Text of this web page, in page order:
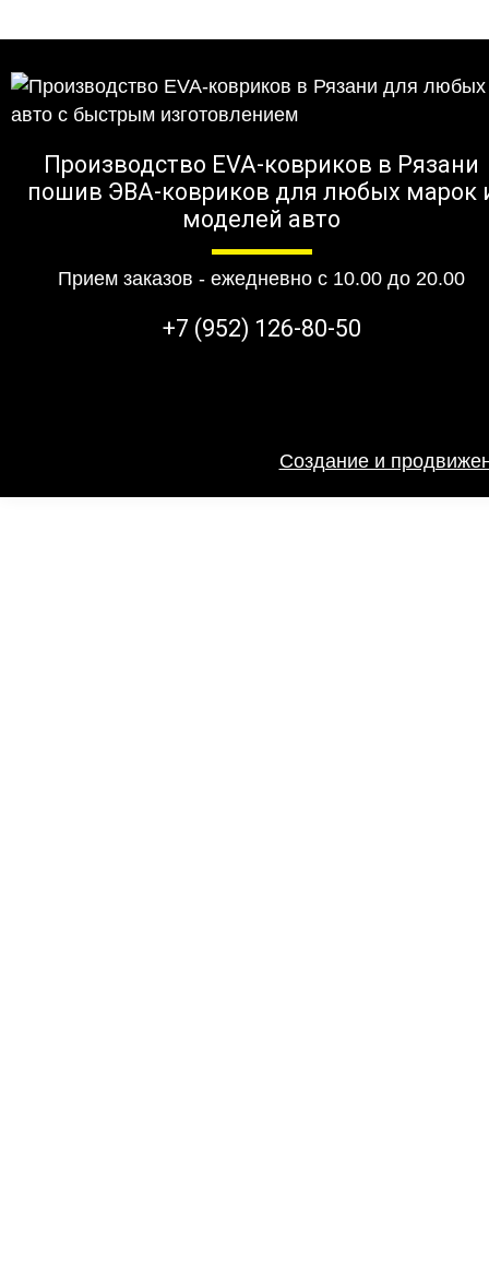
Производство EVA-ковриков в Рязани
пошив ЭВА-ковриков для любых марок
моделей авто
Прием заказов - ежедневно с 10.00 до 20.00
+7 (952) 126-80-50
Создание и